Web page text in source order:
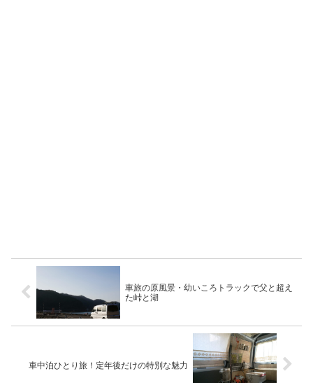
車旅の原風景・幼いころトラックで父と超え
た峠と湖
車中泊ひとり旅！定年後だけの特別な魅力